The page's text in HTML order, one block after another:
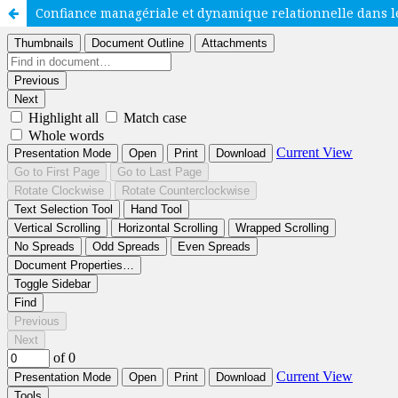
Confiance managériale et dynamique relationnelle dans